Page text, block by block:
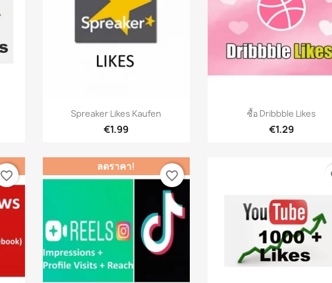
เปิดหน้าต่างย่อ
Spreaker Likes Kaufen
€1.99
 เปิดหน้าต่างย่อ
ซื้อ Dribbble Likes
€1.29
favorite_border
ลดราคา!
favorite_border